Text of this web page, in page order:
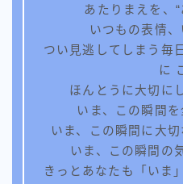
あたりまえを、“
いつもの表情、
つい見逃してしまう毎
に
ほんとうに大切に
いま、この瞬間を
いま、この瞬間に大
いま、この瞬間の
きっとあなたも「いま